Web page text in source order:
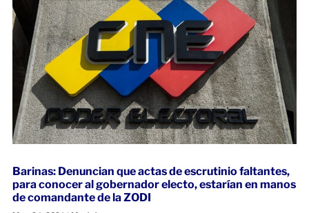
Barinas: Denuncian que actas de escrutinio faltantes,
para conocer al gobernador electo, estarían en manos
de comandante de la ZODI